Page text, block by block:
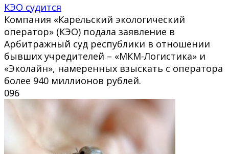
КЭО судится
Компания «Карельский экологический
оператор» (КЭО) подала заявление в
Арбитражный суд республики в отношении
бывших учредителей – «МКМ-Логистика» и
«Эколайн», намеренных взыскать с оператора
более 940 миллионов рублей.
096